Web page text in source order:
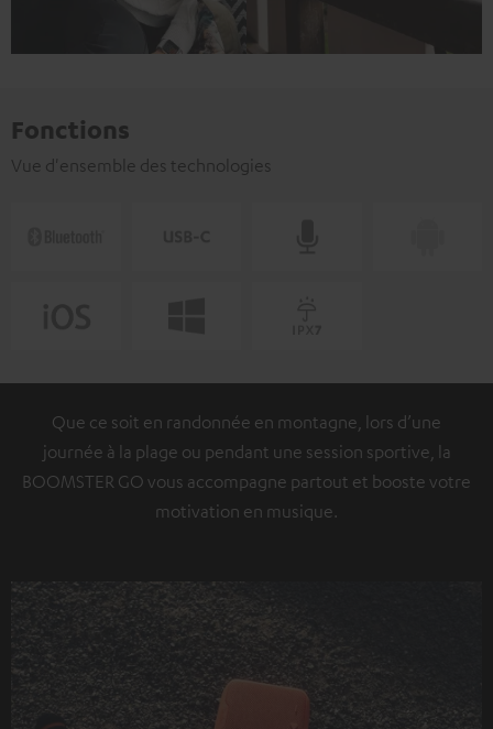
Fonctions
Vue d'ensemble des technologies
Que ce soit en randonnée en montagne, lors d’une
journée à la plage ou pendant une session sportive, la
BOOMSTER GO vous accompagne partout et booste votre
motivation en musique.